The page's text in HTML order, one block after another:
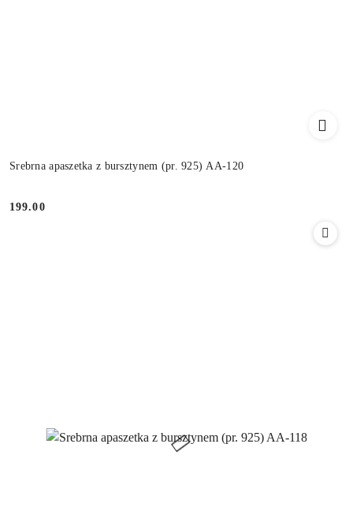
Srebrna apaszetka z bursztynem (pr. 925) AA-120
Cena:
199.00